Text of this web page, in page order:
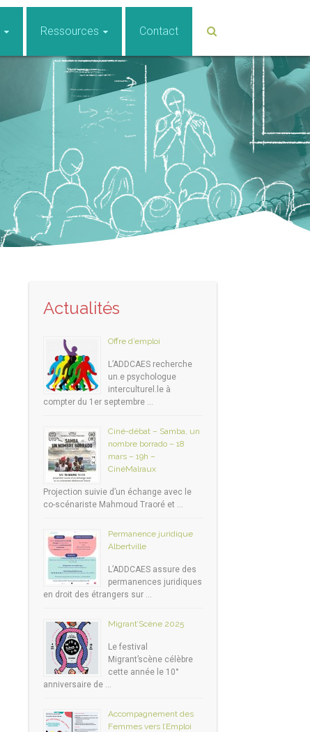
Ressources Contact
Actualités
Offre d’emploi
L’ADDCAES recherche
un.e psychologue
interculturel.le à
compter du 1er septembre …
Ciné-débat – Samba, un
nombre borrado – 18
mars – 19h –
CinéMalraux
Projection suivie d’un échange avec le
co-scénariste Mahmoud Traoré et …
Permanence juridique
Albertville
L’ADDCAES assure des
permanences juridiques
en droit des étrangers sur …
Migrant’Scène 2025
Le festival
Migrant’scène célèbre
cette année le 10°
anniversaire de …
Accompagnement des
Femmes vers l’Emploi